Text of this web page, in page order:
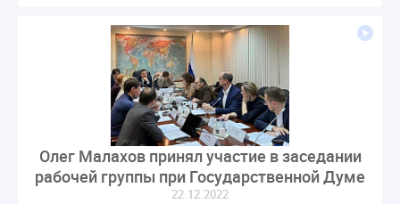
Олег Малахов принял участие в заседании
рабочей группы при Государственной Думе
22.12.2022